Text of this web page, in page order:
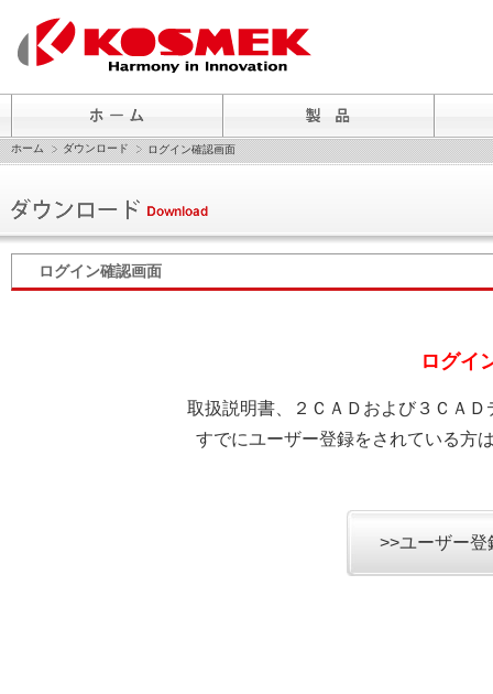
ホーム ダウンロード ログイン確認画面
ログイン確認画面
ログイ
取扱説明書、２ＣＡＤおよび３ＣＡ
すでにユーザー登録をされている方
>>ユーザー